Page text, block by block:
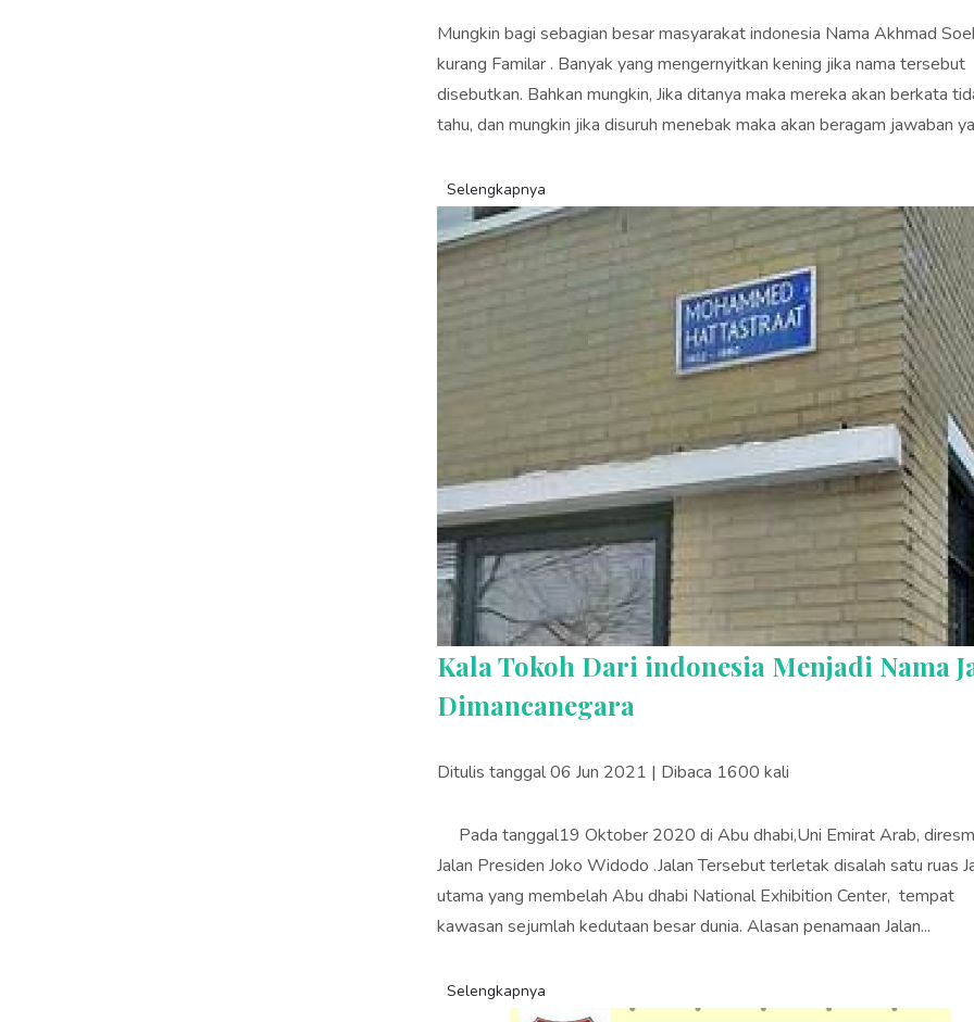
Mungkin bagi sebagian besar masyarakat indonesia Nama Akhmad
kurang Familar . Banyak yang mengernyitkan kening jika nama tersebut
disebutkan. Bahkan mungkin, Jika ditanya maka mereka akan berkata
tahu, dan mungkin jika disuruh menebak maka akan beragam jawaban
Selengkapnya
Kala Tokoh Dari indonesia Menjadi Nama
Dimancanegara
Ditulis tanggal 06 Jun 2021 | Dibaca 1600 kali
Pada tanggal19 Oktober 2020 di Abu dhabi,Uni Emirat Arab,
Jalan Presiden Joko Widodo .Jalan Tersebut terletak disalah satu ruas
utama yang membelah Abu dhabi National Exhibition Center, tempat
kawasan sejumlah kedutaan besar dunia. Alasan penamaan Jalan...
Selengkapnya